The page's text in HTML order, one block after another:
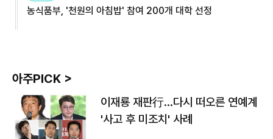
농식품부, '천원의 아침밥' 참여 200개 대학 선정
아주PICK >
이재룡 재판行…다시 떠오른 연예계
'사고 후 미조치' 사례